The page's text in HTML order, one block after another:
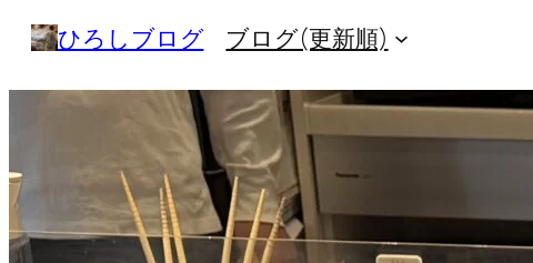
を
ッ
プ
ひろしブログ ブログ(更新順)